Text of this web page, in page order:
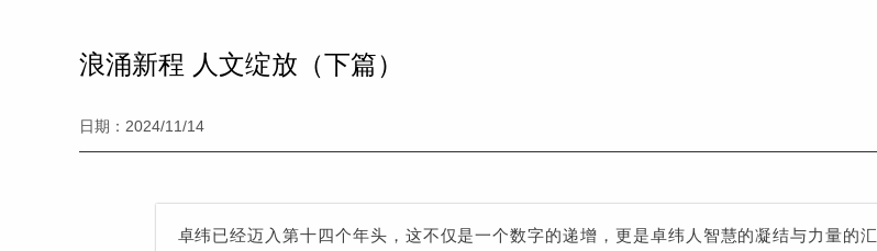
浪涌新程 人文绽放（下篇）
日期：2024/11/14
卓纬已经迈入第十四个年头，这不仅是一个数字的递增，更是卓纬人智慧的凝结与力量的汇